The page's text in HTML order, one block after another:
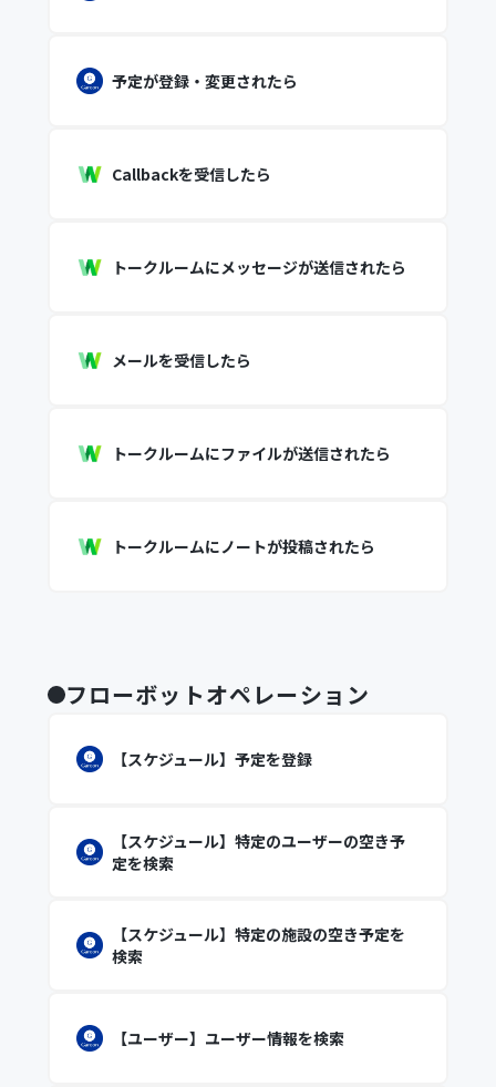
予定が登録・変更されたら
Callbackを受信したら
トークルームにメッセージが送信されたら
メールを受信したら
トークルームにファイルが送信されたら
トークルームにノートが投稿されたら
フローボットオペレーション
【スケジュール】予定を登録
【スケジュール】特定のユーザーの空き予
定を検索
【スケジュール】特定の施設の空き予定を
検索
【ユーザー】ユーザー情報を検索